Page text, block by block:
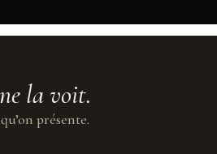
la voit.
présente.